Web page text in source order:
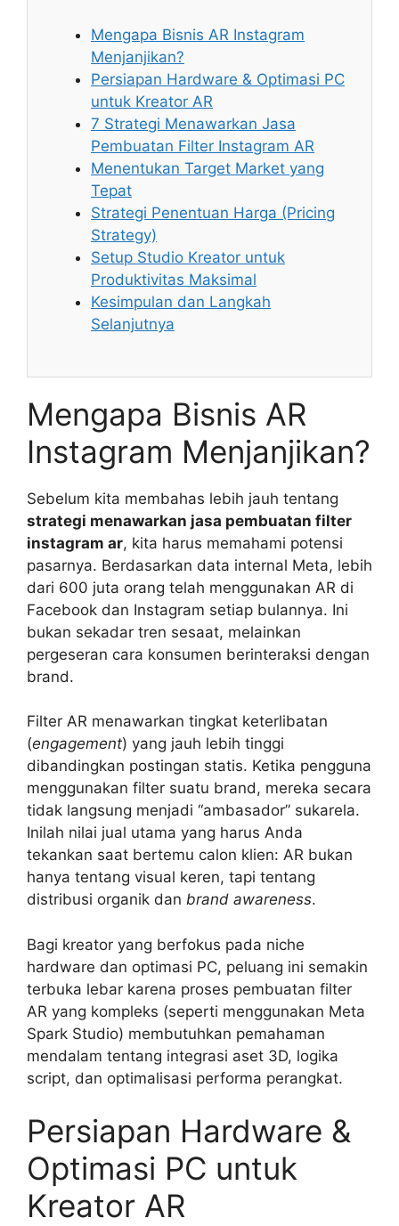
Mengapa Bisnis AR Instagram
Menjanjikan?
Persiapan Hardware & Optimasi PC
untuk Kreator AR
7 Strategi Menawarkan Jasa
Pembuatan Filter Instagram AR
Menentukan Target Market yang
Tepat
Strategi Penentuan Harga (Pricing
Strategy)
Setup Studio Kreator untuk
Produktivitas Maksimal
Kesimpulan dan Langkah
Selanjutnya
Mengapa Bisnis AR
Instagram Menjanjikan?
Sebelum kita membahas lebih jauh tentang
strategi menawarkan jasa pembuatan filter
instagram ar, kita harus memahami potensi
pasarnya. Berdasarkan data internal Meta, lebih
dari 600 juta orang telah menggunakan AR di
Facebook dan Instagram setiap bulannya. Ini
bukan sekadar tren sesaat, melainkan
pergeseran cara konsumen berinteraksi dengan
brand.
Filter AR menawarkan tingkat keterlibatan
(engagement) yang jauh lebih tinggi
dibandingkan postingan statis. Ketika pengguna
menggunakan filter suatu brand, mereka secara
tidak langsung menjadi “ambasador” sukarela.
Inilah nilai jual utama yang harus Anda
tekankan saat bertemu calon klien: AR bukan
hanya tentang visual keren, tapi tentang
distribusi organik dan brand awareness.
Bagi kreator yang berfokus pada niche
hardware dan optimasi PC, peluang ini semakin
terbuka lebar karena proses pembuatan filter
AR yang kompleks (seperti menggunakan Meta
Spark Studio) membutuhkan pemahaman
mendalam tentang integrasi aset 3D, logika
script, dan optimalisasi performa perangkat.
Persiapan Hardware &
Optimasi PC untuk
Kreator AR